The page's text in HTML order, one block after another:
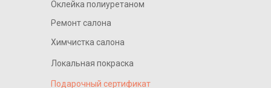
Локальная покраска
Подарочный сертификат
Оклейка полиуретаном
Химчистка салона
Ремонт салона